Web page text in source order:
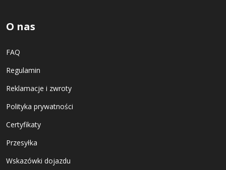
O nas
FAQ
Regulamin
Reklamacje i zwroty
Polityka prywatności
Certyfikaty
Przesyłka
Wskazówki dojazdu